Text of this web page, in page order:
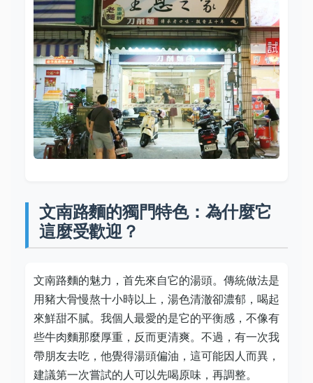
文南路麵的獨門特色：為什麼它
這麼受歡迎？
文南路麵的魅力，首先來自它的湯頭。傳統做法是
用豬大骨慢熬十小時以上，湯色清澈卻濃郁，喝起
來鮮甜不膩。我個人最愛的是它的平衡感，不像有
些牛肉麵那麼厚重，反而更清爽。不過，有一次我
帶朋友去吃，他覺得湯頭偏油，這可能因人而異，
建議第一次嘗試的人可以先喝原味，再調整。